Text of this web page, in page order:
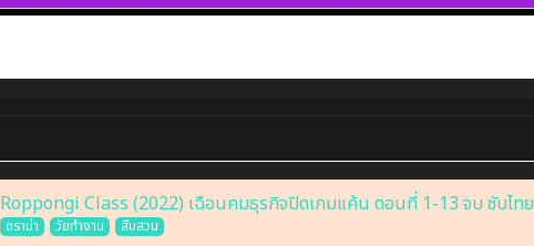
Roppongi Class (2022) เฉือนคมธุรกิจปิดเกมแค้น ตอนที่ 1-13 จบ ซับไทย
ดราม่า วัยทำงาน สืบสวน